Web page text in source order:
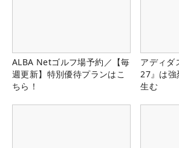
ALBA Netゴルフ場予約／【毎
週更新】特別優待プランはこ
ちら！
アディダ
27』は強
生む